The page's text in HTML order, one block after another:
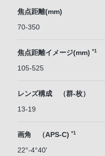
焦点距離(mm)
70-350
焦点距離イメージ(mm) *1
105-525
レンズ構成 （群-枚）
13-19
画角 （APS-C) *1
22°-4°40'